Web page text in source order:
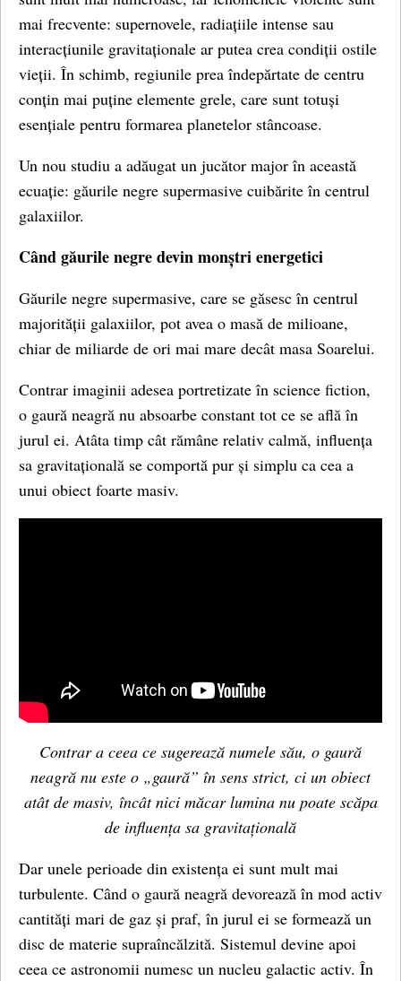
mai frecvente: supernovele, radiațiile intense sau
interacțiunile gravitaționale ar putea crea condiții ostile
vieții. În schimb, regiunile prea îndepărtate de centru
conțin mai puține elemente grele, care sunt totuși
esențiale pentru formarea planetelor stâncoase.
Un nou studiu a adăugat un jucător major în această
ecuație: găurile negre supermasive cuibărite în centrul
galaxiilor.
Când găurile negre devin monștri energetici
Găurile negre supermasive, care se găsesc în centrul
majorității galaxiilor, pot avea o masă de milioane,
chiar de miliarde de ori mai mare decât masa Soarelui.
Contrar imaginii adesea portretizate în science fiction,
o gaură neagră nu absoarbe constant tot ce se află în
jurul ei. Atâta timp cât rămâne relativ calmă, influența
sa gravitațională se comportă pur și simplu ca cea a
unui obiect foarte masiv.
Contrar a ceea ce sugerează numele său, o gaură
neagră nu este o „gaură” în sens strict, ci un obiect
atât de masiv, încât nici măcar lumina nu poate scăpa
de influența sa gravitațională
Dar unele perioade din existența ei sunt mult mai
turbulente. Când o gaură neagră devorează în mod activ
cantități mari de gaz și praf, în jurul ei se formează un
disc de materie supraîncălzită. Sistemul devine apoi
ceea ce astronomii numesc un nucleu galactic activ. În